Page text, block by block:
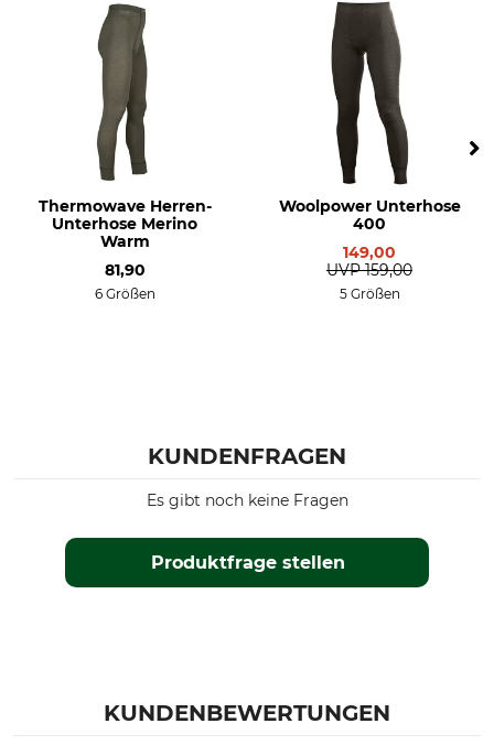
Thermowave Herren-
Unterhose Merino
Warm
81,90
6 Größen
Woolpower Unterhose
400
149,00
UVP 159,00
5 Größen
KUNDENFRAGEN
Produktfrage stellen
Es gibt noch keine Fragen
KUNDENBEWERTUNGEN